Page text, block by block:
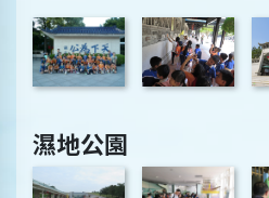
濕地公園